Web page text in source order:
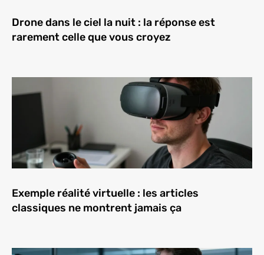
Drone dans le ciel la nuit : la réponse est
rarement celle que vous croyez
Exemple réalité virtuelle : les articles
classiques ne montrent jamais ça